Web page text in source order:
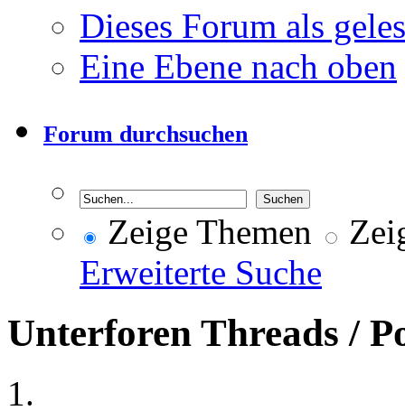
Dieses Forum als
Eine Ebene nach oben
Forum durchsuchen
Zeige Themen
Erweiterte Suche
Unterforen Threads /